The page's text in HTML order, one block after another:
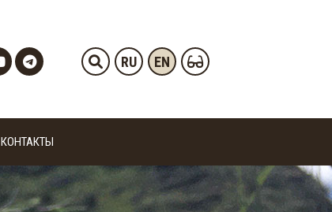
RU EN
КОНТАКТЫ